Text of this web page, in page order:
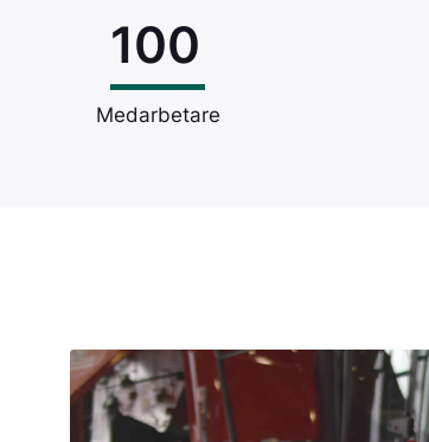
100
Medarbetare